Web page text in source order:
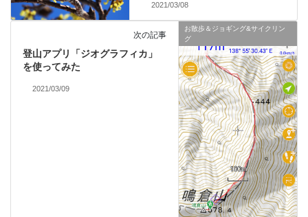
2021/03/08
お散歩＆ジョギング&サイクリン
グ
次の記事
登山アプリ「ジオグラフィカ」
を使ってみた
2021/03/09